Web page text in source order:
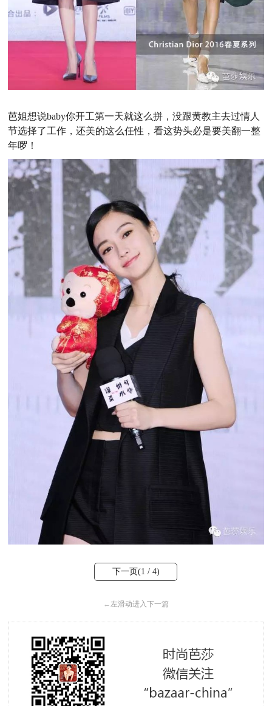
芭姐想说baby你开工第一天就这么拼，没跟黄教主去过情人
节选择了工作，还美的这么任性，看这势头必是要美翻一整
年啰！
下一页(1 / 4)
← 左滑动进入下一篇